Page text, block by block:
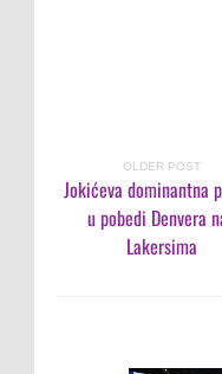
OLDER POST
Jokićeva dominantna
u pobedi Denvera
Lakersima